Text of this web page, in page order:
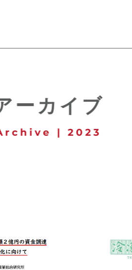
ーカイブ
| 2023